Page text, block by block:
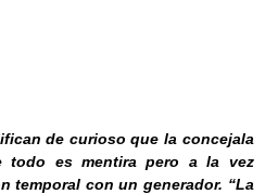
de curioso que la concejala
todo es mentira pero a la vez
temporal con un generador. “La